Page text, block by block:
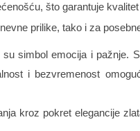
što garantuje
prilike, tako i za
simbol emocija i pažnje.
i bezvremenost
kroz pokret elegancije